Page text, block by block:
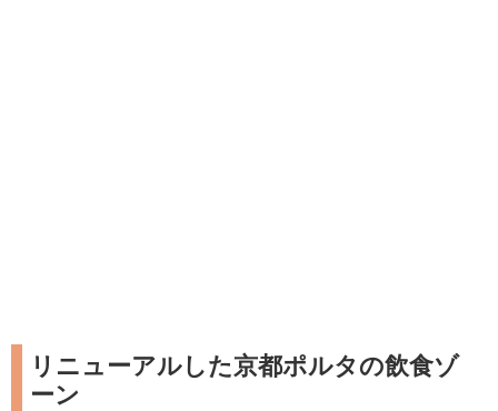
リニューアルした京都ポルタの飲食ゾ
ーン